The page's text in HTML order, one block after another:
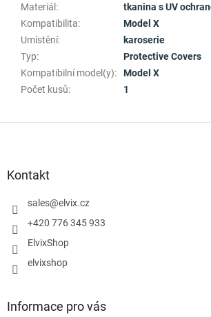
Materiál :
tkanina s UV
Kompatibilita:
Model X
Umístění:
karoserie
Typ:
Protective Covers
Kompatibilní model(y):
Model X
Počet kusů: 1
Kontakt
sales@elvix.cz
+420 776 345 933
ElvixShop
elvixshop
Informace pro vás